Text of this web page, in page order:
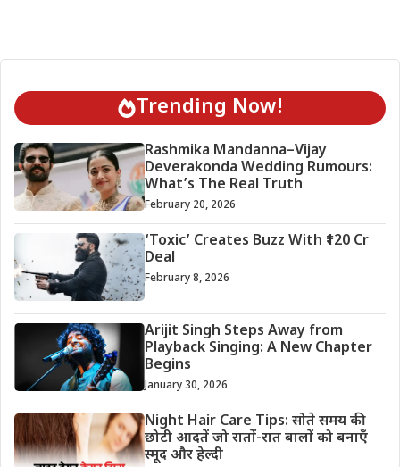
Trending Now!
Rashmika Mandanna–Vijay
Deverakonda Wedding Rumours:
What’s The Real Truth
February 20, 2026
‘Toxic’ Creates Buzz With ₹120 Cr
Deal
February 8, 2026
Arijit Singh Steps Away from
Playback Singing: A New Chapter
Begins
January 30, 2026
Night Hair Care Tips: सोते समय की
छोटी आदतें जो रातों-रात बालों को बनाएँ
स्मूद और हेल्दी